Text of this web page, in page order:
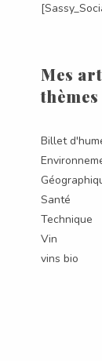
Mes
thèmes
Billet
Santé
Technique
Vin
vins bio